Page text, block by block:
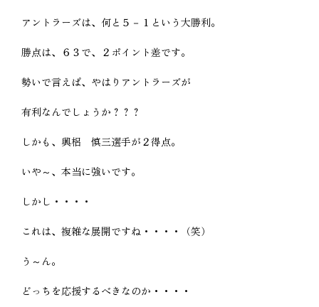
アントラーズは、何と５－１という大勝利。
勝点は、６３で、２ポイント差です。
勢いで言えば、やはりアントラーズが
有利なんでしょうか？？？
しかも、興梠 慎三選手が２得点。
いや～、本当に強いです。
しかし・・・・
これは、複雑な展開ですね・・・・（笑）
う～ん。
どっちを応援するべきなのか・・・・